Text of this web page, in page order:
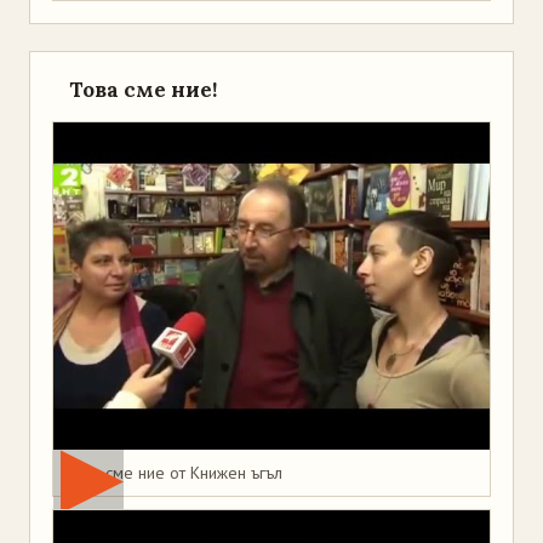
Това сме ние!
Това сме ние от Книжен ъгъл